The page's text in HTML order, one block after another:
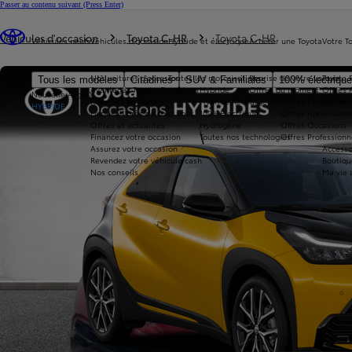
Passer au contenu suivant (Press Enter)
Véhicules neufs
Tous les modèles Citadines SUV & Familiales 100%
Nouvelle Aygo X
HYBRIDE
Véhicules d'occasion
Nos voitures d'occasion
Avantages Toyota Occasions
Réservez en ligne
Livraison près de chez vous
Offres et actualités
Financez votre occasion
Assurez votre occasion
Revendez votre véhicule cash
Nos conseils
Hybride et électrique
Toutes les motorisations
Hybride
Hybride Rechargeable
100% Électrique
Hydrogène
Toutes nos technologies
Acheter une Toyota
Reprise de votre voiture
Offres du moment
Offres Occasions
Offres
Votre
Toyota
Offres
Ma vie
Véhicules d'occasion Toyota C-HR Toyota C-HR